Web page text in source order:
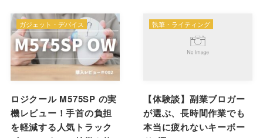
ロジクール M575SP の実
機レビュー！手首の負担
を軽減する人気トラック
ガジェット・デバイス
【体験談】副業ブロガー
が選ぶ、長時間作業でも
本当に疲れないキーボー
執筆・ライティング